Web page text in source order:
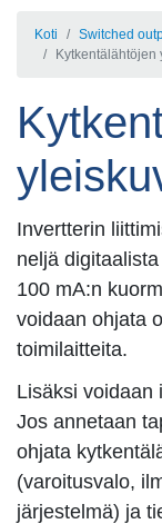
Koti
Switched
Kytkentälähtöjen
Invertterin
neljä
100 mA:n
voidaan ohjata
toimilaitteita.
Lisäksi voidaan
Jos annetaan
ohjata
(varoitusvalo,
järjestelmä) ja